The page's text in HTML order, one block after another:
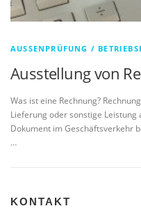
AUSSENPRÜFUNG /
Ausstellung von
Was ist eine Rechnung?
Lieferung oder sonstige
Dokument im Geschäftsverkehr
…
KONTAKT